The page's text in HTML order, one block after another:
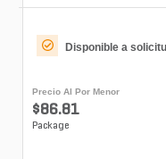
Disponible a
Precio Al Por Menor
$86.81
Package